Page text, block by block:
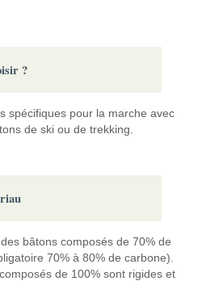
?
spécifiques pour la marche avec
de ski ou de trekking.
bâtons composés de 70% de
70% à 80% de carbone).
de 100% sont rigides et